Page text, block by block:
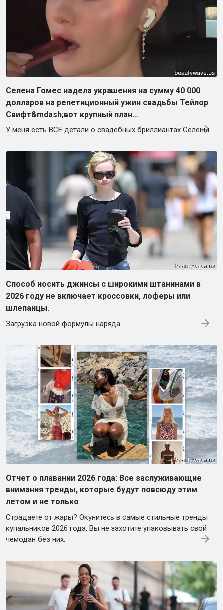
Селена Гомес надела украшения на сумму 40 000
долларов на репетиционный ужин свадьбы Тейлор
Свифт&mdash;вот крупный план…
У меня есть ВСЕ детали о свадебных бриллиантах Селены.
Способ носить джинсы с широкими штанинами в
2026 году не включает кроссовки, лоферы или
шлепанцы.
Загрузка новой формулы наряда.
Отчет о плавании 2026 года: Все заслуживающие
внимания тренды, которые будут повсюду этим
летом и не только
Страдаете от жары? Окунитесь в самые стильные тренды
купальников 2026 года. Вы не захотите упаковывать свой
чемодан без них.